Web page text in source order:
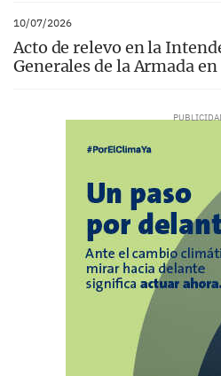
10/07/2026
Acto de relevo en la
Generales de la Armada